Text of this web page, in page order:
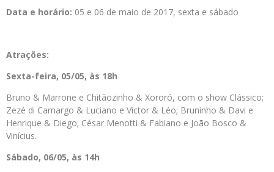
Data e horário: 05 e 06 de maio de 2017, sexta e sábado
Atrações:
Sexta-feira, 05/05, às 18h
Bruno & Marrone e Chitãozinho & Xororó, com o show Clássico;
Zezé di Camargo & Luciano e Victor & Léo; Bruninho & Davi e
Henrique & Diego; César Menotti & Fabiano e João Bosco &
Vinícius.
Sábado, 06/05, às 14h